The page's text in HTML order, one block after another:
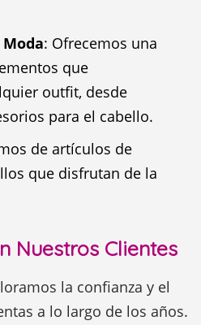
: Ofrecemos una
que
outfit, desde
para el cabello.
de artículos de
que disfrutan de la
Nuestros Clientes
la confianza y el
a lo largo de los años.